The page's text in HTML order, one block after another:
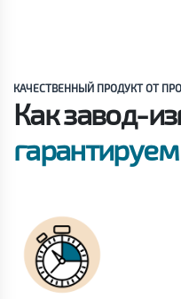
КАЧЕСТВЕННЫЙ ПРОДУКТ ОТ
Как завод-
гарантируем